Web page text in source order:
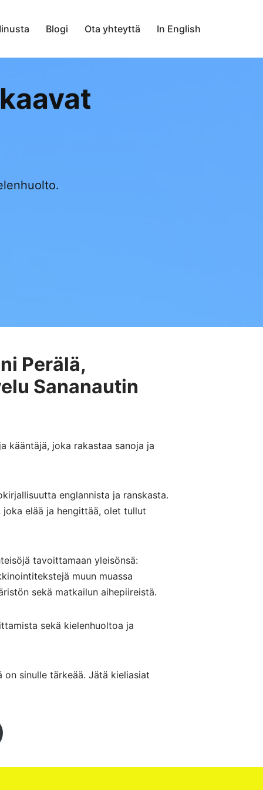
Blogi Ota yhteyttä In English
Perälä,
Sananautin
kääntäjä, joka rakastaa sanoja ja
englannista ja ranskasta.
joka elää ja hengittää, olet tullut
tavoittamaan yleisönsä:
muun muassa
sekä matkailun aihepiireistä.
sekä kielenhuoltoa ja
on sinulle tärkeää. Jätä kieliasiat